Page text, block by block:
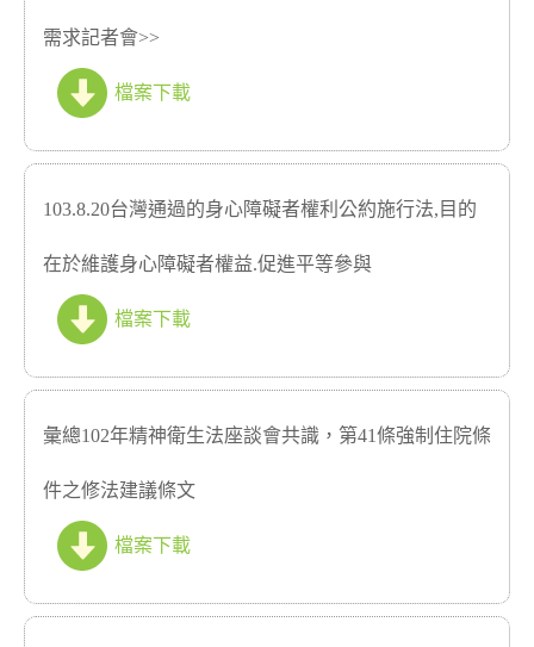
需求記者會>>
檔案下載
103.8.20台灣通過的身心障礙者權利公約施行法,目的
在於維護身心障礙者權益.促進平等參與
檔案下載
彙總102年精神衛生法座談會共識，第41條強制住院條
件之修法建議條文
檔案下載